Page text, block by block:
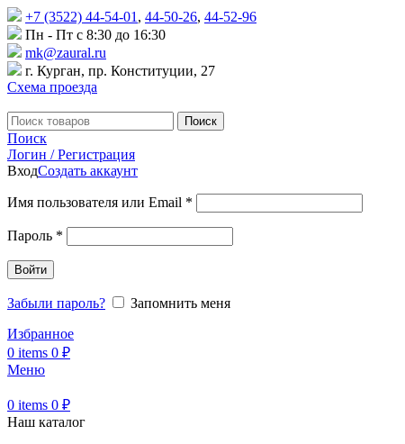
+7 (3522) 44-54-01 , 44-50-26, 44-52-96
Пн - Пт с 8:30 до 16:30
mk@zaural.ru
г. Курган, пр. Конституции, 27
Схема проезда
Поиск
Поиск
Логин / Регистрация
ВходСоздать аккаунт
Имя пользователя или Email *
Пароль *
Войти
Забыли пароль?
Запомнить меня
Избранное
0 items 0 ₽
Меню
0 items 0 ₽
Наш каталог